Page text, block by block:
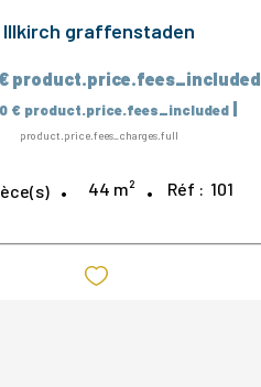
Illkirch graffenstaden
product.price.fees_included
€ product.price.fees_included |
product.price.fees_charges.full
44 m² Réf : 101